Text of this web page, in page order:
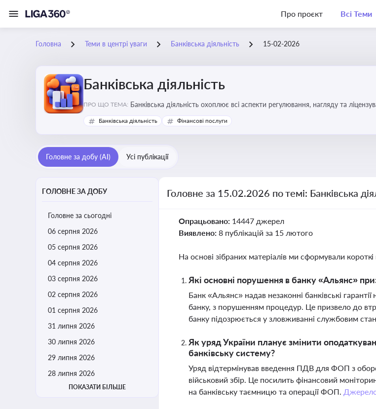
Про проєкт Всі Теми
Головна Теми в центрі уваги Банківська діяльність 15-02-2026
Банківська діяльність
ПРО ЩО ТЕМА: Банківська діяльність охоплює всі аспекти регулювання, нагляду та
Банківська діяльність Фінансові послуги
Головне за добу (AI) Усі публікації
ГОЛОВНЕ ЗА ДОБУ
Головне за сьогодні
06 серпня 2026
05 серпня 2026
04 серпня 2026
03 серпня 2026
02 серпня 2026
01 серпня 2026
31 липня 2026
30 липня 2026
29 липня 2026
28 липня 2026
ПОКАЗАТИ БІЛЬШЕ
Головне за 15.02.2026 по темі: Банківська
Опрацьовано: 14447 джерел
Виявлено: 8 публікацій за 15 лютого
На основі зібраних матеріалів ми сформували короткі
Які основні порушення в банку «Альянс»
Банк «Альянс» надав незаконні банківські
банку, з порушенням процедур. Це призвело до
банку підозрюється у зловживанні службовим
Як уряд України планує змінити
банківську систему?
Уряд відтермінував введення ПДВ для ФОП з
військовий збір. Це посилить фінансовий
на банківську таємницю та операції ФОП.